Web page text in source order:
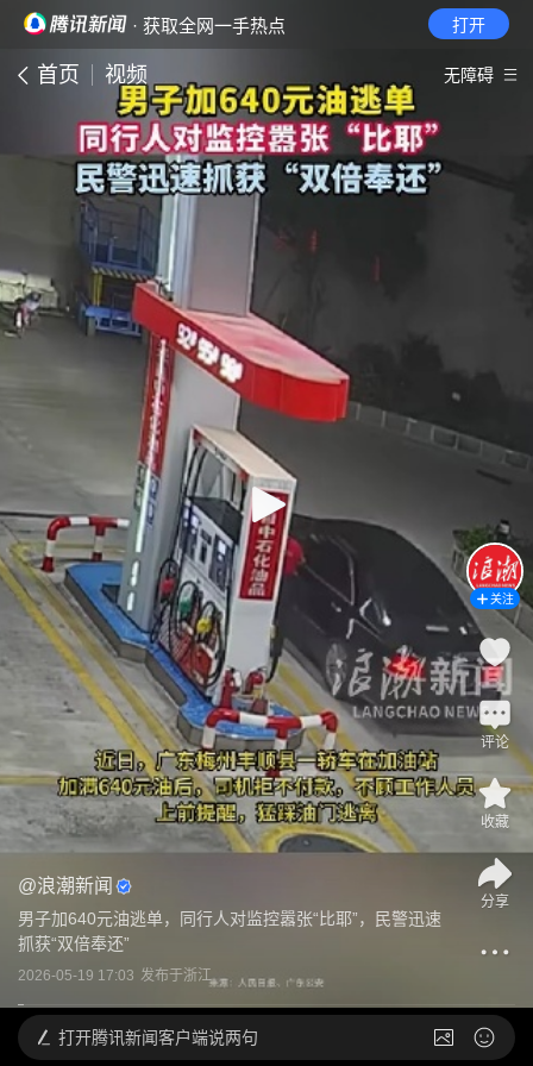
· 获取全网一手热点 打开
首页 视频 无障碍
@浪潮新闻
男子加640元油逃单，同行人对监控嚣张“比耶”，民警迅速
抓获“双倍奉还”
2026-05-19 17:03 发布于浙江
关注
评论
收藏
分享
打开腾讯新闻客户端说两句